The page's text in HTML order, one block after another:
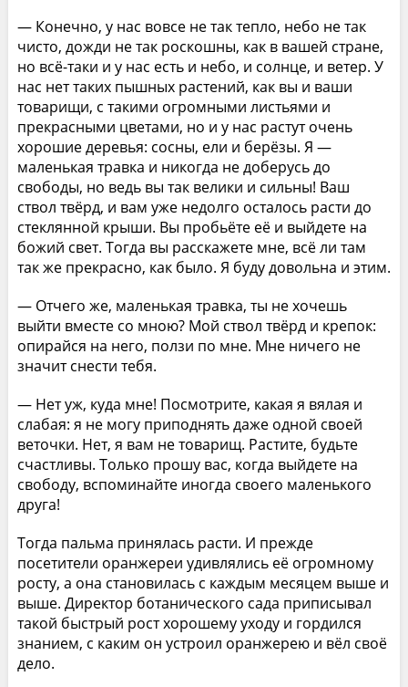
— Конечно, у нас вовсе не так тепло, небо не так
чисто, дожди не так роскошны, как в вашей стране,
но всё-таки и у нас есть и небо, и солнце, и ветер. У
нас нет таких пышных растений, как вы и ваши
товарищи, с такими огромными листьями и
прекрасными цветами, но и у нас растут очень
хорошие деревья: сосны, ели и берёзы. Я —
маленькая травка и никогда не доберусь до
свободы, но ведь вы так велики и сильны! Ваш
ствол твёрд, и вам уже недолго осталось расти до
стеклянной крыши. Вы пробьёте её и выйдете на
божий свет. Тогда вы расскажете мне, всё ли там
так же прекрасно, как было. Я буду довольна и этим.
— Отчего же, маленькая травка, ты не хочешь
выйти вместе со мною? Мой ствол твёрд и крепок:
опирайся на него, ползи по мне. Мне ничего не
значит снести тебя.
— Нет уж, куда мне! Посмотрите, какая я вялая и
слабая: я не могу приподнять даже одной своей
веточки. Нет, я вам не товарищ. Растите, будьте
счастливы. Только прошу вас, когда выйдете на
свободу, вспоминайте иногда своего маленького
друга!
Тогда пальма принялась расти. И прежде
посетители оранжереи удивлялись её огромному
росту, а она становилась с каждым месяцем выше и
выше. Директор ботанического сада приписывал
такой быстрый рост хорошему уходу и гордился
знанием, с каким он устроил оранжерею и вёл своё
дело.